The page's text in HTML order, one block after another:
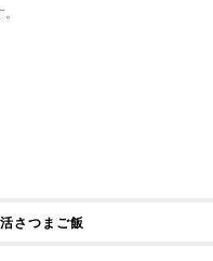
さつまご飯